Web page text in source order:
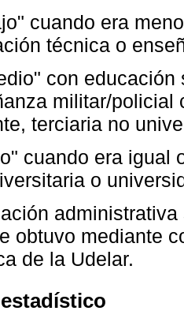
cuando era
técnica o
con
militar/policial
terciaria no
cuando era igual
o
obtuvo mediante
de la Udelar.